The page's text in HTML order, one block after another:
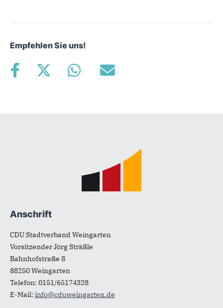
Empfehlen Sie uns!
Anschrift
CDU Stadtverband Weingarten
Vorsitzender Jörg Sträßle
Bahnhofstraße 8
88250Weingarten
Telefon: 0151/65174328
E-Mail: info@cduweingarten.de